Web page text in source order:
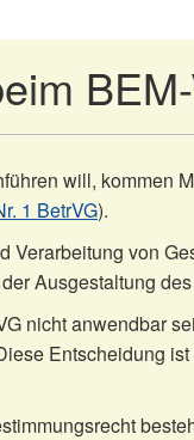
will, kommen
1 BetrVG).
von
Ausgestaltung
nicht anwendbar
Entscheidung